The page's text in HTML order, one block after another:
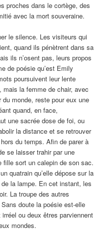
proches dans le cortège, des
avec la mort souveraine.
le silence. Les visiteurs qui
quand ils pénètrent dans sa
ils n’osent pas, leurs propos
de poésie qu’est Emily
poursuivent leur lente
mais la femme de chair, avec
monde, reste pour eux une
quand, en face,
une sacrée dose de foi, ou
la distance et se retrouver
du temps. Afin de parer à
se laisser trahir par une
fille sort un calepin de son sac.
quatrain qu’elle dépose sur la
de la lampe. En cet instant, les
La troupe des autres
doute la poésie est-elle
ou deux êtres parviennent
mondes.